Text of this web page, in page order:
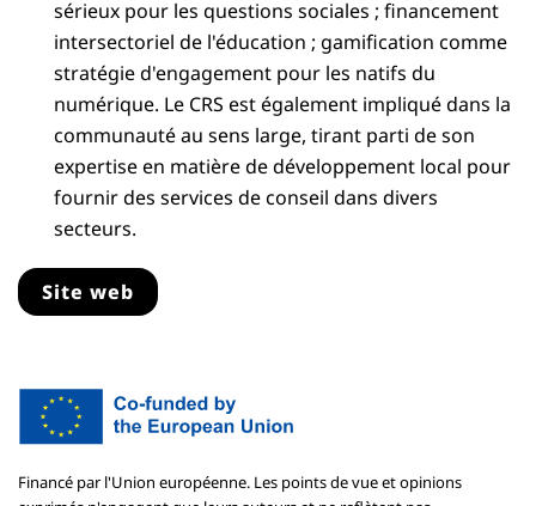
sérieux pour les questions sociales ; financement
intersectoriel de l'éducation ; gamification comme
stratégie d'engagement pour les natifs du
numérique. Le CRS est également impliqué dans la
communauté au sens large, tirant parti de son
expertise en matière de développement local pour
fournir des services de conseil dans divers
secteurs.
Site web
Financé par l'Union européenne. Les points de vue et opinions